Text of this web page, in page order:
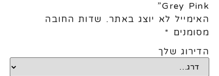
Grey Pink”
האימייל לא יוצג באתר. שדות החובה
מסומנים *
הדירוג שלך